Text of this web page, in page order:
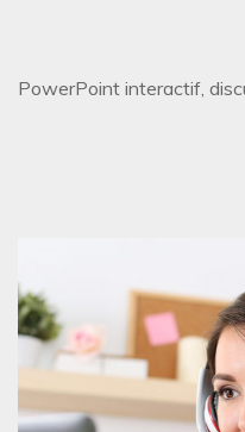
PowerPoint interactif,